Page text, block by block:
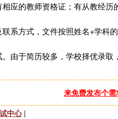
应的教师资格证；有从教经历
系方式，文件按照姓名+学科
由于简历较多，学校择优录取
来免费发布个
中心|